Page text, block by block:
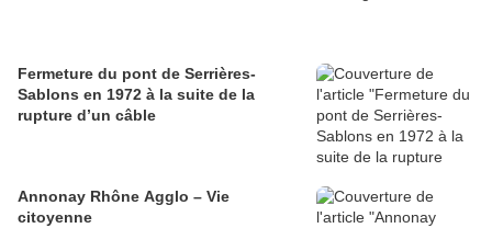
Fermeture du pont de Serrières-
Sablons en 1972 à la suite de la
rupture d’un câble
Annonay Rhône Agglo – Vie
citoyenne